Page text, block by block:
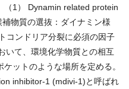
（1） Dynamin related protein
物質の選抜：ダイナミン様
コンドリア分裂に必須の因子
いて、環境化学物質との相互
ットのような場所を定める。
inhibitor-1 (mdivi-1)と呼ばれ